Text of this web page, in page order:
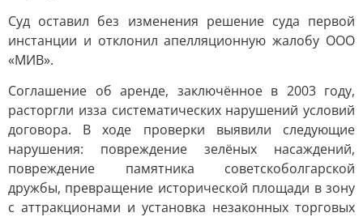
Суд оставил без изменения решение суда первой
инстанции и отклонил апелляционную жалобу ООО
«МИВ».
Соглашение об аренде, заключённое в 2003 году,
расторгли изза систематических нарушений условий
договора. В ходе проверки выявили следующие
нарушения: повреждение зелёных насаждений,
повреждение памятника советскоболгарской
дружбы, превращение исторической площади в зону
с аттракционами и установка незаконных торговых